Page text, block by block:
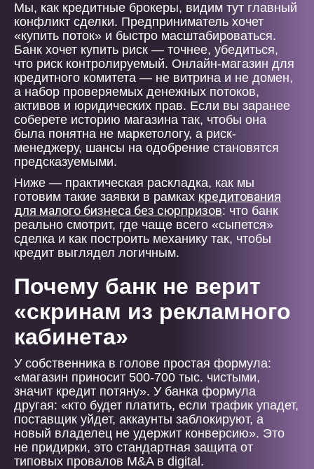
Мы, как кредитные брокеры, видим тут главный
конфликт сделки. Предприниматель хочет
«купить поток» и быстро масштабироваться.
Банк хочет купить риск — точнее, убедиться,
что риск контролируемый. Онлайн-магазин для
кредитного комитета — не витрина и не домен,
а набор проверяемых денежных потоков,
активов и юридических прав. Если вы заранее
соберете историю магазина так, чтобы она
была понятна не маркетологу, а риск-
менеджеру, шансы на одобрение становятся
предсказуемыми.
Ниже — практическая раскладка, как мы
готовим такие заявки в рамках кредитования
для малого бизнеса без сюрпризов: что банк
реально смотрит, где чаще всего «сыпется»
сделка и как построить механику так, чтобы
кредит выглядел логичным.
Почему банк не верит
«скринам из рекламного
кабинета»
У собственника в голове простая формула:
«магазин приносит 500-700 тыс. чистыми,
значит кредит потяну». У банка формула
другая: «кто будет платить, если трафик упадет,
поставщик уйдет, аккаунты заблокируют, а
новый владелец не удержит конверсию». Это
не придирки, это стандартная защита от
типовых провалов M&A в digital.